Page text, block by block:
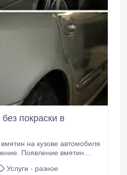
покраски в
на кузове автомобиля
Появление вмятин
парковка,
Услуги - разное